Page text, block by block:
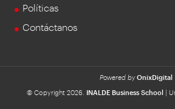
Políticas
Contáctanos
Powered by OnixDigital
© Copyright 2026.
INALDE Business School |